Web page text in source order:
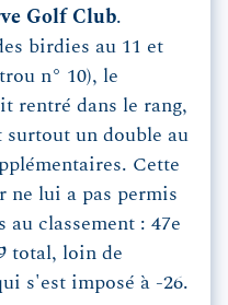
Golf Club.
birdies au 11 et
n° 10), le
rentré dans le rang,
surtout un double au
Cette
ne lui a pas permis
au classement : 47e
total, loin de
s'est imposé à -26.